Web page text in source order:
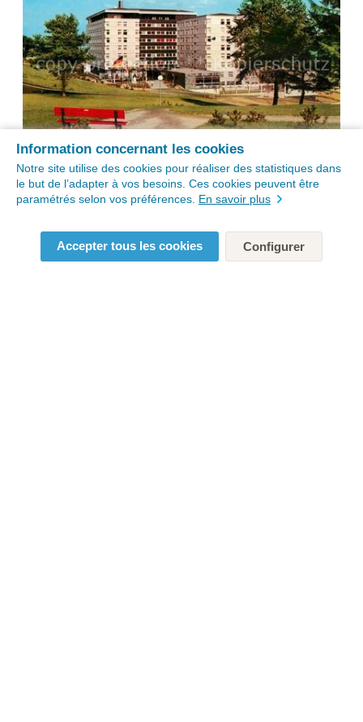
Information concernant les cookies
Notre site utilise des cookies pour réaliser des statistiques dans
le but de l’adapter à vos besoins. Ces cookies peuvent être
paramétrés selon vos préférences. En savoir plus
Accepter tous les cookies Configurer